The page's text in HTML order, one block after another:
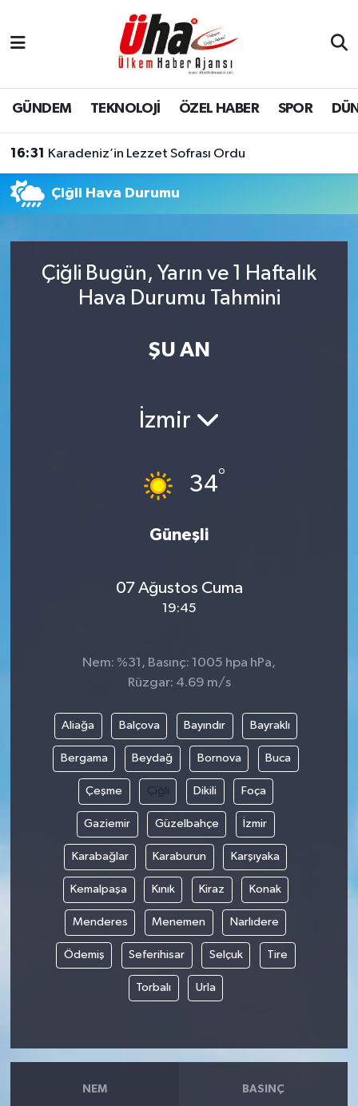
GÜNDEM TEKNOLOJİ ÖZEL HABER SPOR
16:31 Karadeniz’in Lezzet Sofrası Ordu
Çiğli Hava Durumu
Çiğli Bugün, Yarın ve 1 Haftalık
Hava Durumu Tahmini
ŞU AN
İzmir
34°
Güneşli
07 Ağustos Cuma
19:45
Nem: %31, Basınç: 1005 hpa hPa,
Rüzgar: 4.69 m/s
Aliağa Balçova Bayındır Bayraklı
Bergama Beydağ Bornova Buca
Çeşme Çiğli Dikili Foça
Gaziemir Güzelbahçe İzmir
Karabağlar Karaburun Karşıyaka
Kemalpaşa Kınık Kiraz Konak
Menderes Menemen Narlıdere
Ödemiş Seferihisar Selçuk Tire
Torbalı Urla
NEM BASINÇ
İstanbul Nöbetçi Eczaneler
İstanbul Hava Durumu
Tüm Manşetler
Son Dakika Haberleri